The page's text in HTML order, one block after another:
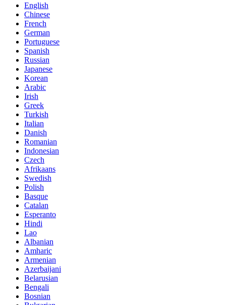
English
Chinese
French
German
Portuguese
Spanish
Russian
Japanese
Korean
Arabic
Irish
Greek
Turkish
Italian
Danish
Romanian
Indonesian
Czech
Afrikaans
Swedish
Polish
Basque
Catalan
Esperanto
Hindi
Lao
Albanian
Amharic
Armenian
Azerbaijani
Belarusian
Bengali
Bosnian